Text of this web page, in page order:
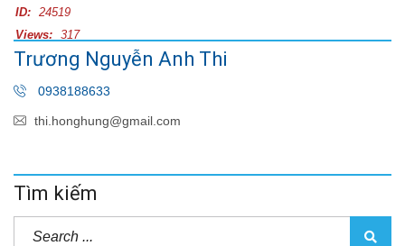
ID: 24519
Views: 317
Trương Nguyễn Anh Thi
0938188633
thi.honghung@gmail.com
Tìm kiếm